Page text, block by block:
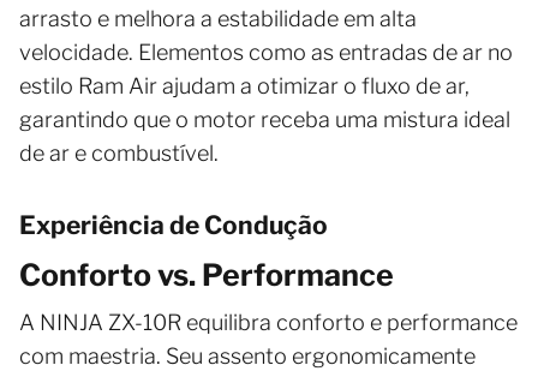
arrasto e melhora a estabilidade em alta
velocidade. Elementos como as entradas de ar no
estilo Ram Air ajudam a otimizar o fluxo de ar,
garantindo que o motor receba uma mistura ideal
de ar e combustível.
Experiência de Condução
Conforto vs. Performance
A NINJA ZX-10R equilibra conforto e performance
com maestria. Seu assento ergonomicamente